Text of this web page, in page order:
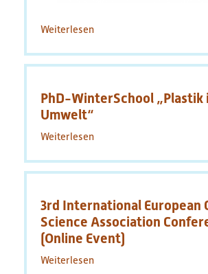
Weiterlesenüber
in
der
Sozialwissenschaftliche
PhD-WinterSchool „Plastik
Umwelt“
Weiterlesenüber
WinterSchool
„Plastik
der
Umwelt“
3rd International European
Science Association
(Online Event)
Weiterlesenüber